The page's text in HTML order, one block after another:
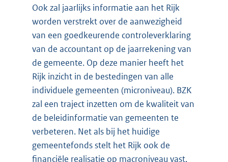
Ook zal jaarlijks informatie aan het Rijk
worden verstrekt over de aanwezigheid
van een goedkeurende controleverklaring
van de accountant op de jaarrekening van
de gemeente. Op deze manier heeft het
Rijk inzicht in de bestedingen van alle
individuele gemeenten (microniveau). BZK
zal een traject inzetten om de kwaliteit van
de beleidinformatie van gemeenten te
verbeteren. Net als bij het huidige
gemeentefonds stelt het Rijk ook de
financiële realisatie op macroniveau vast,